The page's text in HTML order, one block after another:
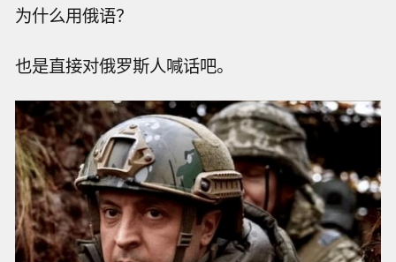
为什么用俄语？
也是直接对俄罗斯人喊话吧。